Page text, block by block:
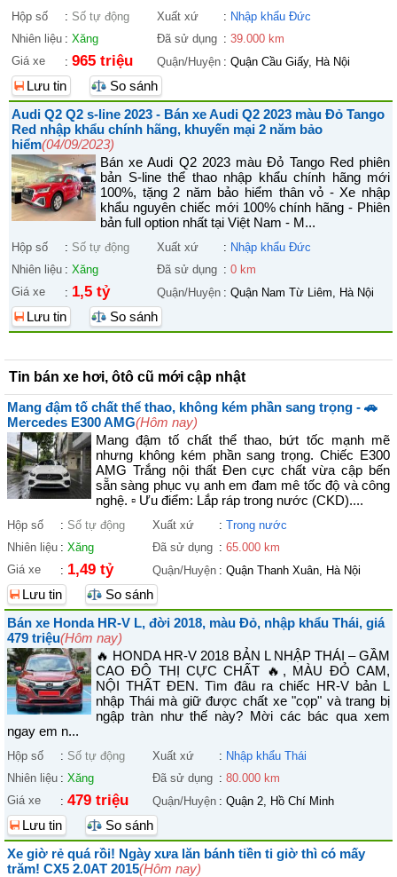
Hộp số : Số tự động Xuất xứ : Nhập khẩu Đức
Nhiên liệu : Xăng Đã sử dụng : 39.000 km
Giá xe
: 965 triệu Quận/Huyện : Quận Cầu Giấy, Hà Nội
Lưu tin
So sánh
Audi Q2 Q2 s-line 2023 - Bán xe Audi Q2 2023 màu Đỏ Tango
Red nhập khẩu chính hãng, khuyến mại 2 năm bảo
hiểm(04/09/2023)
Bán xe Audi Q2 2023 màu Đỏ Tango Red phiên
bản S-line thể thao nhập khẩu chính hãng mới
100%, tặng 2 năm bảo hiểm thân vỏ - Xe nhập
khẩu nguyên chiếc mới 100% chính hãng - Phiên
bản full option nhất tại Việt Nam - M...
Hộp số : Số tự động Xuất xứ : Nhập khẩu Đức
Nhiên liệu : Xăng Đã sử dụng : 0 km
Giá xe
: 1,5 tỷ Quận/Huyện : Quận Nam Từ Liêm, Hà Nội
Lưu tin So sánh
Tin bán xe hơi, ôtô cũ mới cập nhật
Mang đậm tố chất thể thao, không kém phần sang trọng - 🚗
Mercedes E300 AMG(Hôm nay)
Mang đậm tố chất thể thao, bứt tốc mạnh mẽ
nhưng không kém phần sang trọng. Chiếc E300
AMG Trắng nội thất Đen cực chất vừa cập bến
sẵn sàng phục vụ anh em đam mê tốc độ và công
nghệ. ▫ Ưu điểm: Lắp ráp trong nước (CKD)....
Hộp số : Số tự động Xuất xứ : Trong nước
Nhiên liệu : Xăng Đã sử dụng : 65.000 km
Giá xe
: 1,49 tỷ Quận/Huyện : Quận Thanh Xuân, Hà Nội
Lưu tin
So sánh
Bán xe Honda HR-V L, đời 2018, màu Đỏ, nhập khẩu Thái, giá
479 triệu(Hôm nay)
🔥 HONDA HR-V 2018 BẢN L NHẬP THÁI – GẦM
CAO ĐÔ THỊ CỰC CHẤT 🔥, MÀU ĐỎ CAM,
NỘI THẤT ĐEN. Tìm đâu ra chiếc HR-V bản L
nhập Thái mà giữ được chất xe "cọp" và trang bị
ngập tràn như thế này? Mời các bác qua xem
ngay em n...
Hộp số : Số tự động Xuất xứ : Nhập khẩu Thái
Nhiên liệu : Xăng Đã sử dụng : 80.000 km
Giá xe
: 479 triệu Quận/Huyện : Quận 2, Hồ Chí Minh
Lưu tin
So sánh
Xe giờ rẻ quá rồi! Ngày xưa lăn bánh tiền ti giờ thì có mấy
trăm! CX5 2.0AT 2015(Hôm nay)